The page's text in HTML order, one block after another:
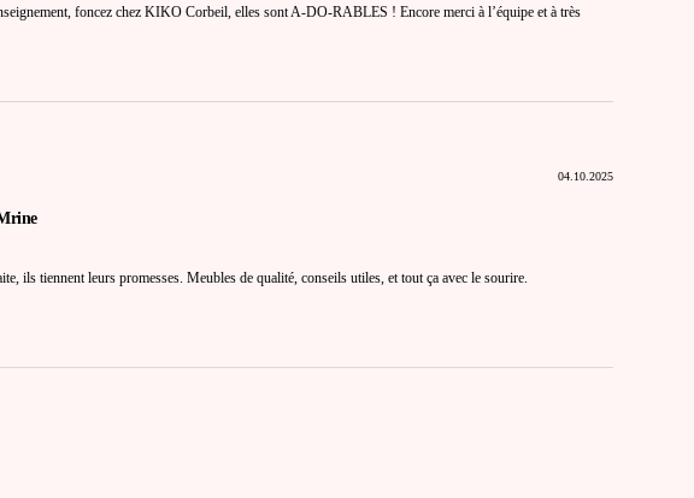
foncez chez KIKO Corbeil, elles sont A-DO-RABLES ! Encore merci à l’équipe et à très
04.10.2025
ils tiennent leurs promesses. Meubles de qualité, conseils utiles, et tout ça avec le sourire.